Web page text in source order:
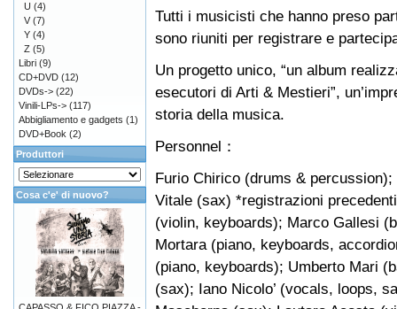
Tutti i musicisti che hanno preso
sono riuniti per registrare e
Un progetto unico, “un album
esecutori di Arti & Mestieri”,
storia della musica.
Personnel：
Furio Chirico (drums &
Vitale (sax) *registrazioni
(violin, keyboards); Marco Gallesi
Mortara (piano, keyboards,
(piano, keyboards); Umberto Mari
(sax); Iano Nicolo’ (vocals, loops,
U (4)
V (7)
Y (4)
Z (5)
Libri (9)
CD+DVD (12)
DVDs-> (22)
Vinili-LPs-> (117)
Abbigliamento e gadgets (1)
DVD+Book (2)
Produttori
Cosa c'e' di nuovo?